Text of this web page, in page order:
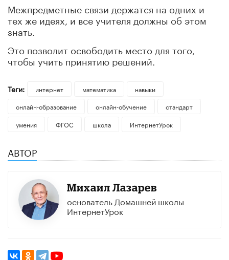
Межпредметные связи держатся на одних и
тех же идеях, и все учителя должны об этом
знать.
Это позволит освободить место для того,
чтобы учить принятию решений.
Теги: интернет математика
навыки
онлайн-образование
онлайн-обучение
стандарт
умения
ФГОС школа ИнтернетУрок
АВТОР
Михаил Лазарев
основатель Домашней школы
ИнтернетУрок